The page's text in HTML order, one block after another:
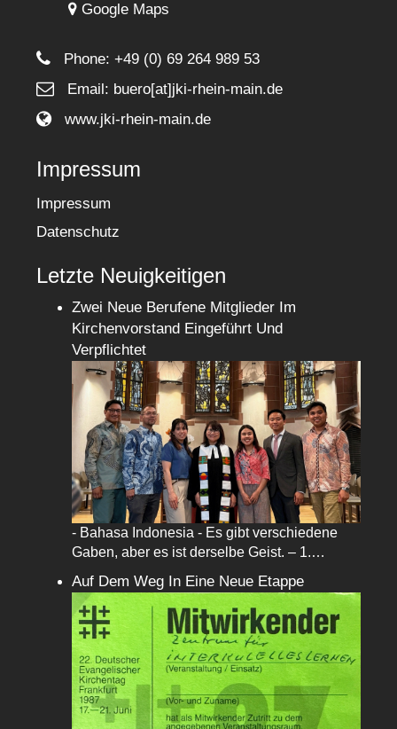
Google Maps
Phone:+49 (0) 69 264 989 53
Email: buero[at]jki-rhein-main.de
www.jki-rhein-main.de
Impressum
Impressum
Datenschutz
Letzte Neuigkeitigen
Zwei Neue Berufene Mitglieder Im
Kirchenvorstand Eingeführt Und
Verpflichtet
- Bahasa Indonesia - Es gibt verschiedene
Gaben, aber es ist derselbe Geist. – 1.…
Auf Dem Weg In Eine Neue Etappe